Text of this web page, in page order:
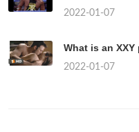
2022-01-07
What is an XXY
2022-01-07